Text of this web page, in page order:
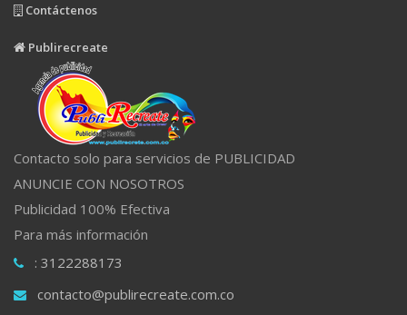
Contáctenos
Publirecreate
Contacto solo para servicios de PUBLICIDAD
ANUNCIE CON NOSOTROS
Publicidad 100% Efectiva
Para más información
: 3122288173
contacto@publirecreate.com.co